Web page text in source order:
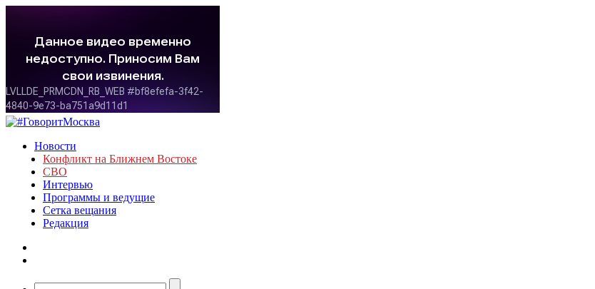
Новости
Конфликт на Ближнем Востоке
СВО
Интервью
Программы и ведущие
Сетка вещания
Редакция